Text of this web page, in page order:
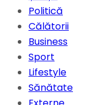
Politică
Călătorii
Business
Sport
Lifestyle
Sănătate